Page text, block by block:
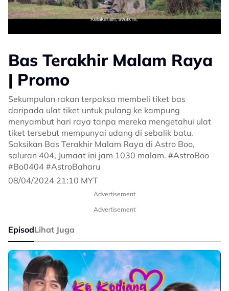
Bas Terakhir Malam Raya
| Promo
Sekumpulan rakan terpaksa membeli tiket bas
daripada ulat tiket untuk pulang ke kampung
menyambut hari raya tanpa mereka mengetahui ulat
tiket tersebut mempunyai udang di sebalik batu.
Saksikan Bas Terakhir Malam Raya di Astro Boo,
saluran 404, Jumaat ini jam 1030 malam. #AstroBoo
#Bo0404 #AstroBaharu
08/04/2024 21:10 MYT
Advertisement
Advertisement
EpisodLihat Juga